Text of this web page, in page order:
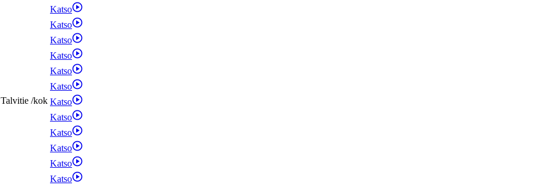
Katso
Katso
Katso
Katso
Katso
Katso
Talvitie /kok Katso
Katso
Katso
Katso
Katso
Katso